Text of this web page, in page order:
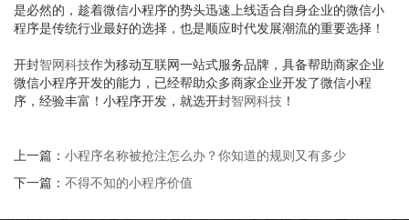
是必然的，趁着微信小程序的势头迅速上线适合自身企业的微信小
程序是传统行业最好的选择，也是顺应时代发展潮流的重要选择！
开封智网科技作为移动互联网一站式服务品牌，具备帮助商家企业
微信小程序开发的能力，已经帮助众多商家企业开发了微信小程
序，经验丰富！小程序开发，就选开封智网科技 ！
上一篇： 小程序名称被抢注怎么办？你知道的规则又有多少
下一篇： 不得不知的小程序价值